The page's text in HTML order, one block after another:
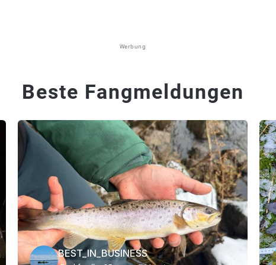
Werbung
Beste Fangmeldungen
BEST_IN_BUSINESS